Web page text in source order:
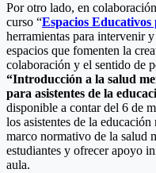
Por otro lado, en
curso “Espacios
herramientas para intervenir
espacios que fomenten la
colaboración y el sentido de
“Introducción a la salud
para asistentes de la
disponible a contar del 6 de
los asistentes de la
marco normativo de la salud
estudiantes y ofrecer apoyo
aula.